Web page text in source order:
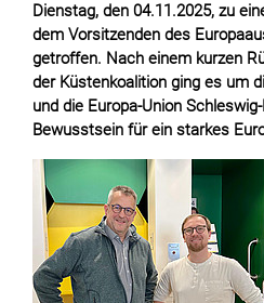
Dienstag, den 04.11.2025, zu
dem Vorsitzenden des
getroffen. Nach einem kurzen
der Küstenkoalition ging es um
und die Europa-Union
Bewusstsein für ein starkes